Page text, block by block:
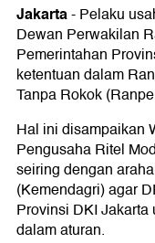
Jakarta-Pelaku
Dewan Perwakilan
Pemerintahan
ketentuan dalam
Tanpa Rokok
Hal ini disampaikan
Pengusaha Ritel
seiring dengan
(Kemendagri) agar
Provinsi DKI
dalam aturan.